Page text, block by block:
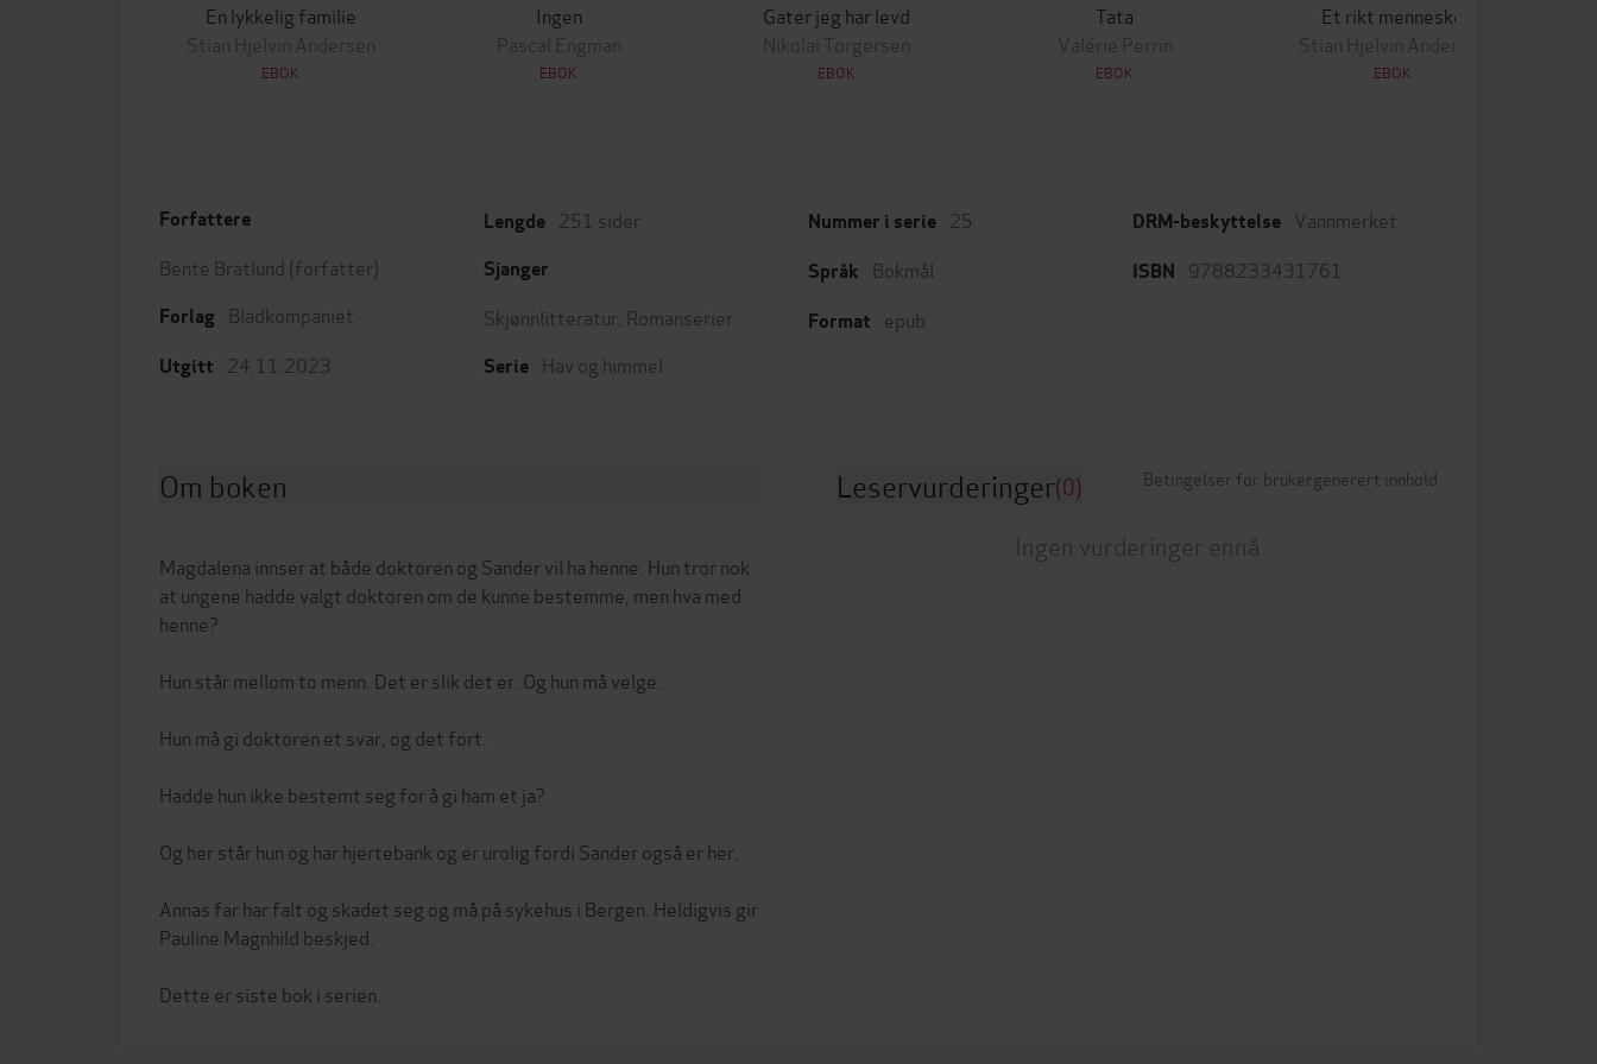
En lykkelig familie
Stian Hjelvin Andersen
EBOK
Ingen
Pascal Engman
EBOK
Gater jeg har levd
Nikolai Torgersen
EBOK
Tata
Valérie Perrin
EBOK
Et rikt menneske
Stian Hjelvin Andersen
EBOK
Forfattere
Bente Bratlund (forfatter)
Forlag Bladkompaniet
Utgitt 24.11.2023
Lengde 251 sider
Sjanger
Skjønnlitteratur Romanserier
Serie Hav og himmel
Nummer i serie 25
Språk Bokmål
Format epub
DRM-beskyttelse Vannmerket
ISBN 9788233431761
Om boken
Magdalena innser at både doktoren og Sander vil ha henne. Hun tror nok
at ungene hadde valgt doktoren om de kunne bestemme, men hva med
henne?
Hun står mellom to menn. Det er slik det er. Og hun må velge.
Hun må gi doktoren et svar, og det fort.
Hadde hun ikke bestemt seg for å gi ham et ja?
Og her står hun og har hjertebank og er urolig fordi Sander også er her.
Annas far har falt og skadet seg og må på sykehus i Bergen. Heldigvis gir
Pauline Magnhild beskjed.
Leservurderinger(0) Betingelser for brukergenerert innhold
Ingen vurderinger ennå